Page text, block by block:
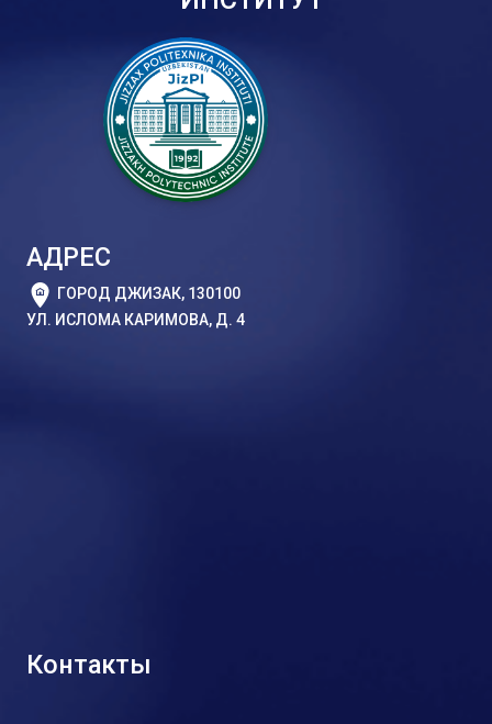
АДРЕС
ГОРОД ДЖИЗАК, 130100
УЛ. ИСЛОМА КАРИМОВА, Д. 4
Контакты